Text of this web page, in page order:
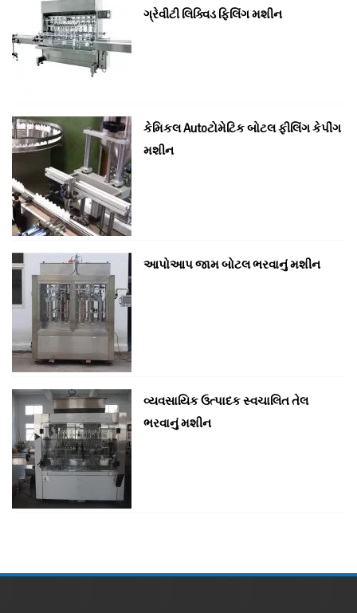
ગ્રેવીટી લિક્વિડ ફિલિંગ મશીન
કેમિકલ Autoટોમેટિક બોટલ ફીલિંગ કેપીંગ
મશીન
આપોઆપ જામ બોટલ ભરવાનું મશીન
વ્યવસાયિક ઉત્પાદક સ્વચાલિત તેલ
ભરવાનું મશીન